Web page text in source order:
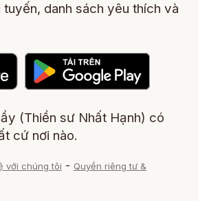
danh sách yêu thích và
(Thiền sư Nhất Hạnh) có
cứ nơi nào.
với chúng tôi - Quyền riêng tư &